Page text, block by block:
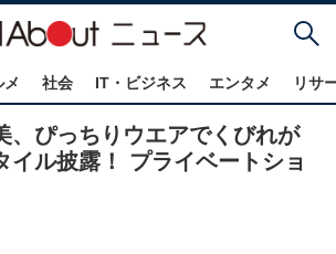
メ 社会 IT・ビジネス エンタメ リサ
、ぴっちりウエアでくびれが
イル披露！ プライベートショ